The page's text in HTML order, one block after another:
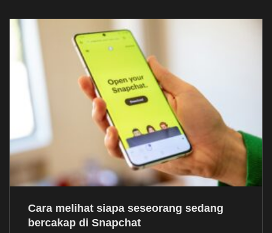
Cara melihat siapa seseorang sedang
bercakap di Snapchat